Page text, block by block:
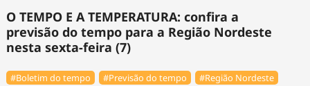
O TEMPO E A TEMPERATURA: confira a
previsão do tempo para a Região Nordeste
nesta sexta-feira (7)
#Boletim do tempo #Previsão do tempo
#Região Nordeste